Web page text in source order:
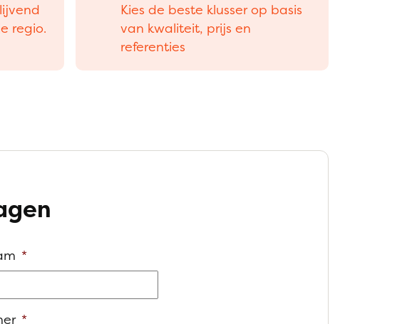
regio.
Kies de beste klusser op basis
van kwaliteit, prijs en
referenties
*
*